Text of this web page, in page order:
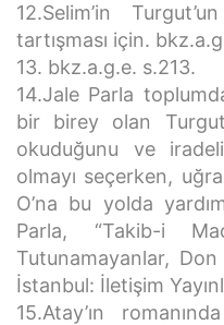
12.Selim’in
tartışması için.
13. bkz.a.g.e. s.213.
14.Jale Parla
bir birey olan
okuduğunu ve
olmayı seçerken,
O’na bu yolda
Parla, “Takib-i
Tutunamayanlar,
İstanbul: İletişim
15.Atay’ın